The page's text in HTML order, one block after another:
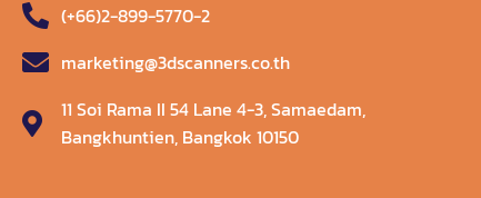
(+66)2-899-5770-2
marketing@3dscanners.co.th
11 Soi Rama II 54 Lane 4-3, Samaedam,
Bangkhuntien, Bangkok 10150